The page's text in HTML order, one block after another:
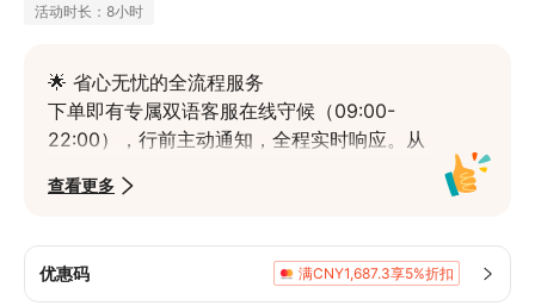
活动时长：8小时
🌟 省心无忧的全流程服务
下单即有专属双语客服在线守候（09:00-
22:00），行前主动通知，全程实时响应。从
需求，我们为您提供一站式沟通服务，确保旅
🚗 贴心灵活的接送安排
我们提供南宁市区（江南区、兴宁区）免费上
查看更多
优惠码 满CNY1,687.3享5%折扣